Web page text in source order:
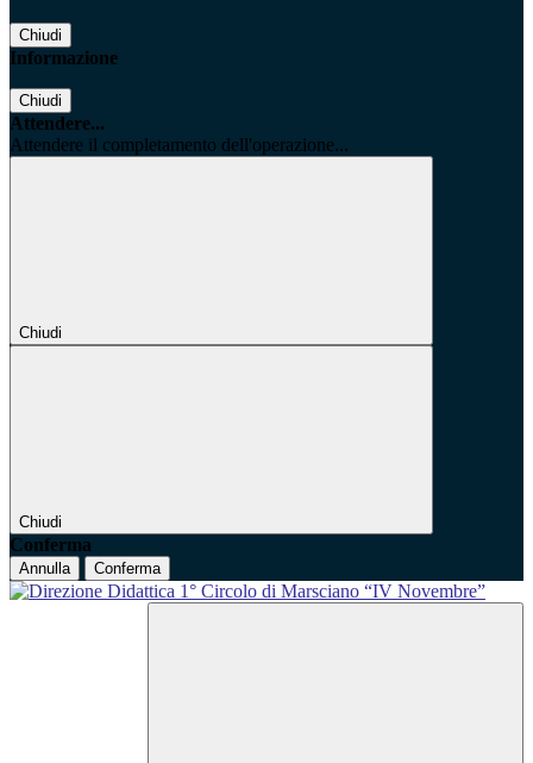
Chiudi
Informazione
Chiudi
Attendere...
Attendere il completamento dell'operazione...
Chiudi
Chiudi
Conferma
Annulla Conferma